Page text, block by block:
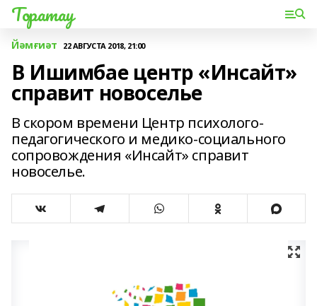
Торатау
Йәмғиәт 22 АВГУСТА 2018, 21:00
В Ишимбае центр «Инсайт»
справит новоселье
В скором времени Центр психолого-
педагогического и медико-социального
сопровождения «Инсайт» справит
новоселье.